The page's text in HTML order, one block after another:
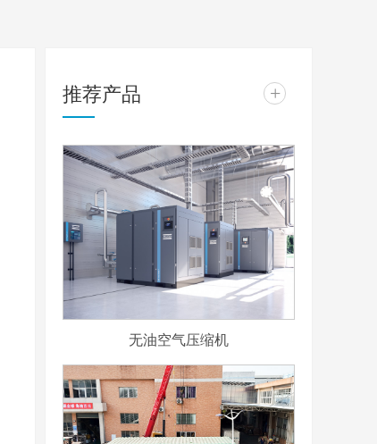
推荐产品 +
无油空气压缩机